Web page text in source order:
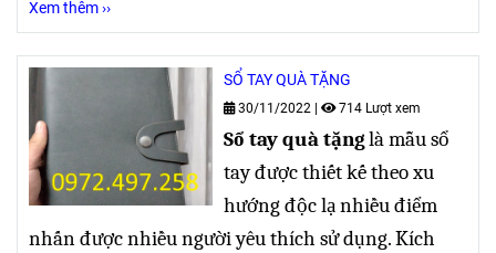
Xem thêm ››
SỔ TAY QUÀ TẶNG
30/11/2022 | 714 Lượt xem
Sổ tay quà tặnglà mẫu sổ
tay được thiết kế theo xu
hướng độc lạ nhiều điểm
nhấn được nhiều người yêu thích sử dụng. Kích